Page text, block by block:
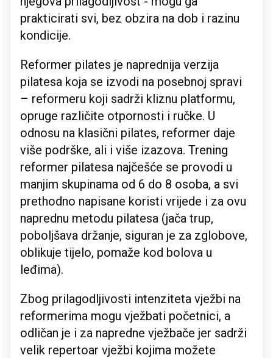
prakticirati svi, bez obzira na dob i razinu
kondicije.
Reformer pilates je naprednija verzija
pilatesa koja se izvodi na posebnoj spravi
– reformeru koji sadrži kliznu platformu,
opruge različite otpornosti i ručke. U
odnosu na klasični pilates, reformer daje
više podrške, ali i više izazova. Trening
reformer pilatesa najčešće se provodi u
manjim skupinama od 6 do 8 osoba, a svi
prethodno napisane koristi vrijede i za ovu
naprednu metodu pilatesa (jača trup,
poboljšava držanje, siguran je za zglobove,
oblikuje tijelo, pomaže kod bolova u
leđima).
Zbog prilagodljivosti intenziteta vježbi na
reformerima mogu vježbati početnici, a
odličan je i za napredne vježbače jer sadrži
velik repertoar vježbi kojima možete